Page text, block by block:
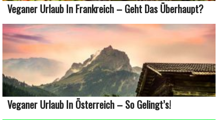
Veganer Urlaub In Frankreich – Geht Das Überhaupt?
Veganer Urlaub In Österreich – So Gelingt’s!